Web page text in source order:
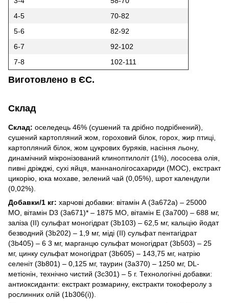
4-5
70-82
5-6
82-92
6-7
92-102
7-8
102-111
Виготовлено в ЄС.
Склад
Склад: оселедець 46% (сушений та дрібно подрібнений),
сушений картопляний жом, гороховий білок, горох, жир птиці,
картопляний білок, жом цукрових буряків, насіння льону,
динамічний мікронізований клиноптилоліт (1%), лососева олія,
пивні дріжджі, сухі яйця, маннанолігосахариди (МОС), екстракт
цикорію, юка мохаве, зелений чай (0,05%), шрот календули
(0,02%).
Добавки/1 кг: харчові добавки: вітамін А (3a672a) – 25000
МО, вітамін D3 (3a671)* – 1875 МО, вітамін Е (3a700) – 688 мг,
заліза (ІІ) сульфат моногідрат (3b103) – 62,5 мг, кальцію йодат
безводний (3b202) – 1,9 мг, міді (ІІ) сульфат пентагідрат
(3b405) – 6 3 мг, марганцю сульфат моногідрат (3b503) – 25
мг, цинку сульфат моногідрат (3b605) – 143,75 мг, натрію
селеніт (3b801) – 0,125 мг, таурин (3a370) – 1250 мг, DL-
метіонін, технічно чистий (3c301) – 5 г. Технологічні добавки:
антиоксиданти: екстракт розмарину, екстракти токоферолу з
рослинних олій (1b306(i)).